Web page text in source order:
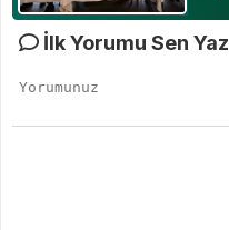
İlk Yorumu Sen Yaz